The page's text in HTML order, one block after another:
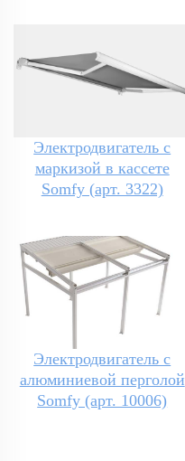
Электродвигатель с
маркизой в кассете
Somfy (арт. 3322)
Электродвигатель с
алюминиевой перголой
Somfy (арт. 10006)